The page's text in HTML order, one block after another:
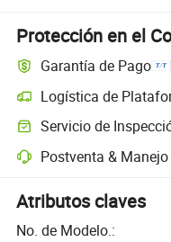
Protección en el
Garantía de Pago
Logística de
Servicio de
Postventa &
Atributos claves
No. de Modelo.: